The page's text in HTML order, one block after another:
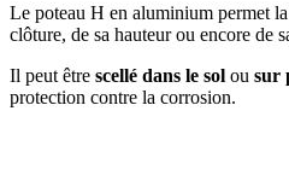
Le poteau H en aluminium permet la
clôture, de sa hauteur ou encore de
Il peut être scellé dans le sol ou sur
protection contre la corrosion.